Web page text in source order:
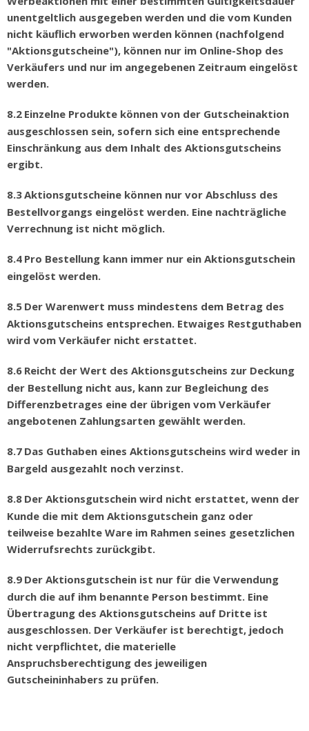
unentgeltlich ausgegeben werden und die vom Kunden
nicht käuflich erworben werden können (nachfolgend
"Aktionsgutscheine"), können nur im Online-Shop des
Verkäufers und nur im angegebenen Zeitraum eingelöst
werden.
8.2 Einzelne Produkte können von der Gutscheinaktion
ausgeschlossen sein, sofern sich eine entsprechende
Einschränkung aus dem Inhalt des Aktionsgutscheins
ergibt.
8.3Aktionsgutscheine können nur vor Abschluss des
Bestellvorgangs eingelöst werden. Eine nachträgliche
Verrechnung ist nicht möglich.
8.4 Pro Bestellung kann immer nur ein Aktionsgutschein
eingelöst werden.
8.5 Der Warenwert muss mindestens dem Betrag des
Aktionsgutscheins entsprechen. Etwaiges Restguthaben
wird vom Verkäufer nicht erstattet.
8.6 Reicht der Wert des Aktionsgutscheins zur Deckung
der Bestellung nicht aus, kann zur Begleichung des
Differenzbetrages eine der übrigen vom Verkäufer
angebotenen Zahlungsarten gewählt werden.
8.7 Das Guthaben eines Aktionsgutscheins wird weder in
Bargeld ausgezahlt noch verzinst.
8.8 Der Aktionsgutschein wird nicht erstattet, wenn der
Kunde die mit dem Aktionsgutschein ganz oder
teilweise bezahlte Ware im Rahmen seines gesetzlichen
Widerrufsrechts zurückgibt.
8.9 Der Aktionsgutschein ist nur für die Verwendung
durch die auf ihm benannte Person bestimmt. Eine
Übertragung des Aktionsgutscheins auf Dritte ist
ausgeschlossen. Der Verkäufer ist berechtigt, jedoch
nicht verpflichtet, die materielle
Anspruchsberechtigung des jeweiligen
Gutscheininhabers zu prüfen.